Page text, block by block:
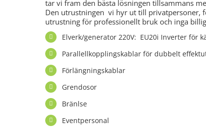
tar vi fram den bästa lösningen tillsammans
Den utrustningen vi hyr ut till privatpersoner,
utrustning för professionellt bruk och inga
Elverk/generator 220V: EU20i Inverter för
Parallellkopplingskablar för dubbelt
Förlängningskablar
Grendosor
Bränlse
Eventpersonal